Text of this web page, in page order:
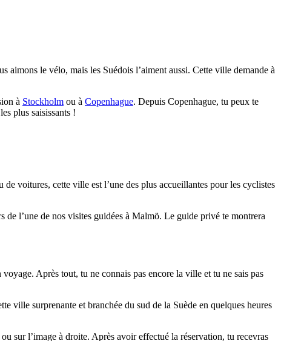
aimons le vélo, mais les Suédois l’aiment aussi. Cette ville demande à
à Stockholm ou à Copenhague. Depuis Copenhague, tu peux te
plus saisissants !
voitures, cette ville est l’une des plus accueillantes pour les cyclistes
l’une de nos visites guidées à Malmö. Le guide privé te montrera
Après tout, tu ne connais pas encore la ville et tu ne sais pas
ville surprenante et branchée du sud de la Suède en quelques heures
sur l’image à droite. Après avoir effectué la réservation, tu recevras